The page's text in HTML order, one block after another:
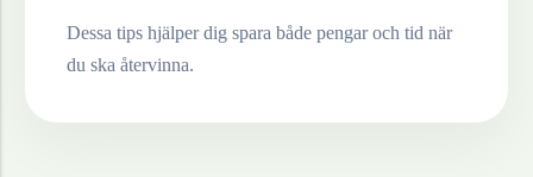
Dessa tips hjälper dig spara både pengar och tid när
du ska återvinna.